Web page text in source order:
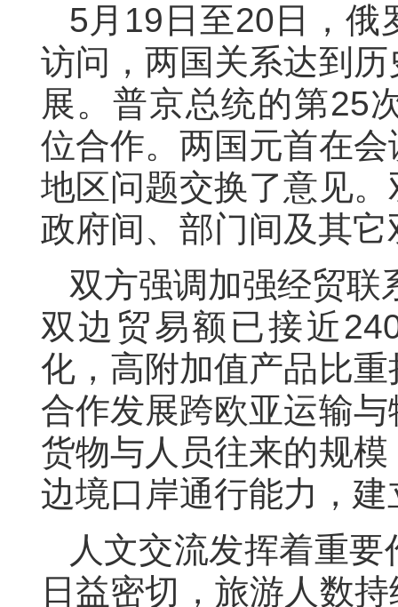
5 月 19 日至20 日，俄
访问， 两国 关系达到
展。普京总统的第25
位合作。两国元首在会
地区问题交换了意见
政府间、部门间及其它
双方强调加强经贸联
双边贸易额已接近
化，高附加值产品比
合作发展跨欧亚运输
货物与人员往来的规模
边境口岸通行能力，
人文交流发挥着重要
日益密切 ，旅游人数持